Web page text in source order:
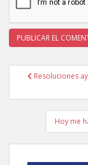
entradas
Resoluciones
Hoy me